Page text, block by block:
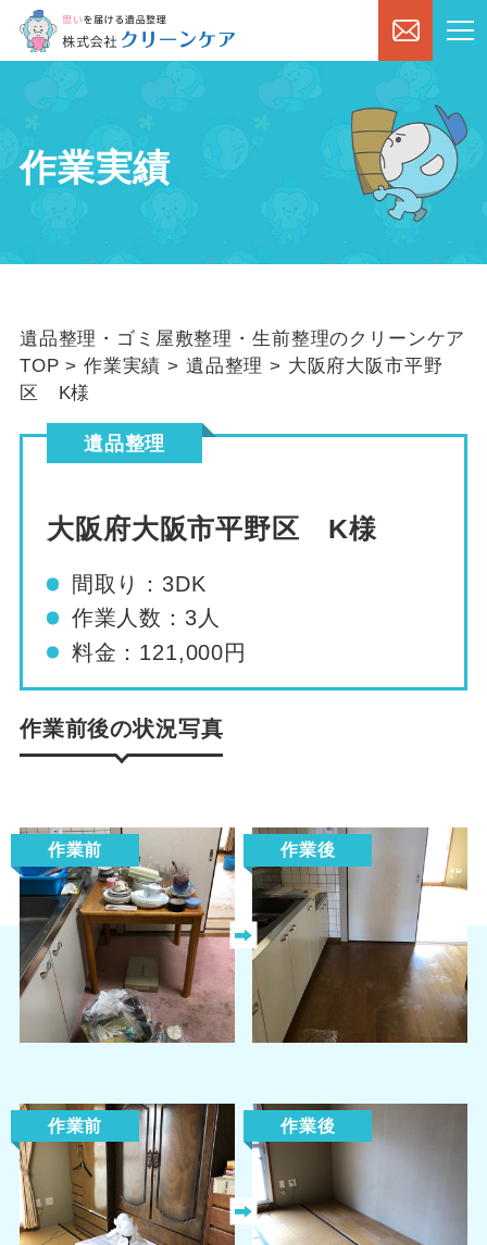
作業実績
遺品整理・ゴミ屋敷整理・生前整理のクリーンケア
TOP > 作業実績 > 遺品整理 > 大阪府大阪市平野
区 K様
遺品整理
大阪府大阪市平野区 K様
間取り： 3DK
作業人数： 3人
料金： 121,000円
作業前後の状況写真
作業前 作業後
作業前 作業後